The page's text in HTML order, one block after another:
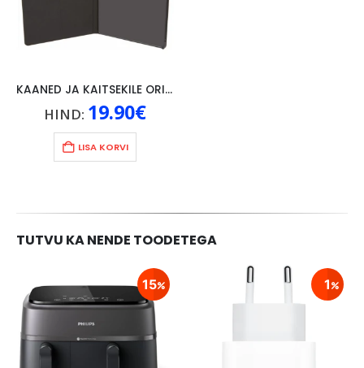
KAANED JA KAITSEKILE ORIGINAAL LENOVO P10, MUST
HIND: 19.90€
LISA KORVI
TUTVU KA NENDE TOODETEGA
15 1